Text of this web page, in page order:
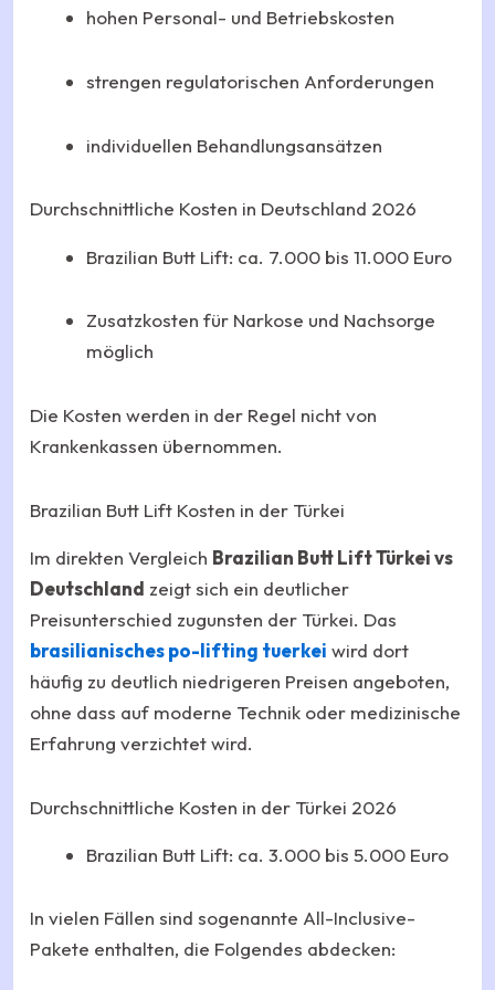
hohen Personal- und Betriebskosten
strengen regulatorischen Anforderungen
individuellen Behandlungsansätzen
Durchschnittliche Kosten in Deutschland 2026
Brazilian Butt Lift: ca. 7.000 bis 11.000 Euro
Zusatzkosten für Narkose und Nachsorge
möglich
Die Kosten werden in der Regel nicht von
Krankenkassen übernommen.
Brazilian Butt Lift Kosten in der Türkei
Im direkten Vergleich Brazilian Butt Lift Türkei vs
Deutschland zeigt sich ein deutlicher
Preisunterschied zugunsten der Türkei. Das
brasilianisches po-lifting tuerkei wird dort
häufig zu deutlich niedrigeren Preisen angeboten,
ohne dass auf moderne Technik oder medizinische
Erfahrung verzichtet wird.
Durchschnittliche Kosten in der Türkei 2026
Brazilian Butt Lift: ca. 3.000 bis 5.000 Euro
In vielen Fällen sind sogenannte All-Inclusive-
Pakete enthalten, die Folgendes abdecken: